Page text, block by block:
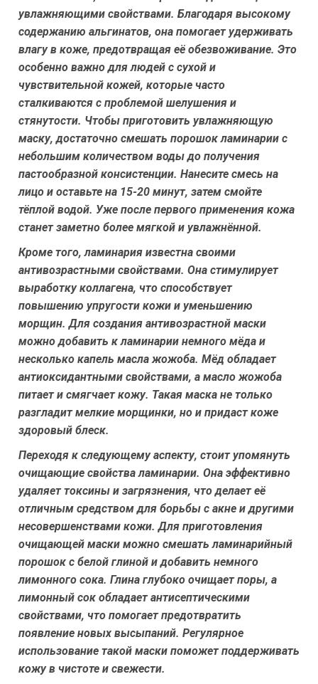
увлажняющими свойствами. Благодаря высокому
содержанию альгинатов, она помогает удерживать
влагу в коже, предотвращая её обезвоживание. Это
особенно важно для людей с сухой и
чувствительной кожей, которые часто
сталкиваются с проблемой шелушения и
стянутости. Чтобы приготовить увлажняющую
маску, достаточно смешать порошок ламинарии с
небольшим количеством воды до получения
пастообразной консистенции. Нанесите смесь на
лицо и оставьте на 15-20 минут, затем смойте
тёплой водой. Уже после первого применения кожа
станет заметно более мягкой и увлажнённой.
Кроме того, ламинария известна своими
антивозрастными свойствами. Она стимулирует
выработку коллагена, что способствует
повышению упругости кожи и уменьшению
морщин. Для создания антивозрастной маски
можно добавить к ламинарии немного мёда и
несколько капель масла жожоба. Мёд обладает
антиоксидантными свойствами, а масло жожоба
питает и смягчает кожу. Такая маска не только
разгладит мелкие морщинки, но и придаст коже
здоровый блеск.
Переходя к следующему аспекту, стоит упомянуть
очищающие свойства ламинарии. Она эффективно
удаляет токсины и загрязнения, что делает её
отличным средством для борьбы с акне и другими
несовершенствами кожи. Для приготовления
очищающей маски можно смешать ламинарийный
порошок с белой глиной и добавить немного
лимонного сока. Глина глубоко очищает поры, а
лимонный сок обладает антисептическими
свойствами, что помогает предотвратить
появление новых высыпаний. Регулярное
использование такой маски поможет поддерживать
кожу в чистоте и свежести.